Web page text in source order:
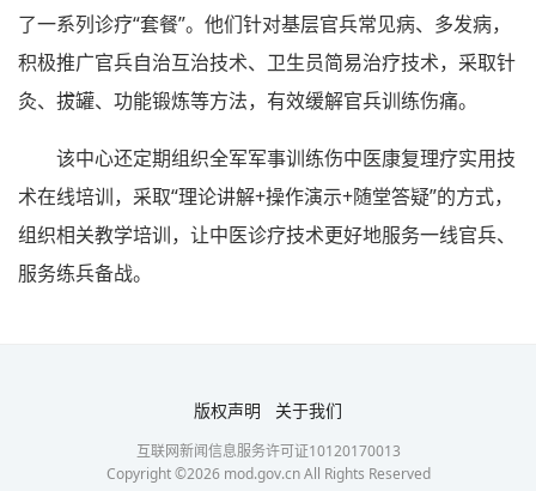
了一系列诊疗“套餐”。他们针对基层官兵常见病、多发病，
积极推广官兵自治互治技术、卫生员简易治疗技术，采取针
灸、拔罐、功能锻炼等方法，有效缓解官兵训练伤痛。
该中心还定期组织全军军事训练伤中医康复理疗实用技
术在线培训，采取“理论讲解+操作演示+随堂答疑”的方式，
组织相关教学培训，让中医诊疗技术更好地服务一线官兵、
服务练兵备战。
版权声明 关于我们
互联网新闻信息服务许可证10120170013
Copyright ©2026mod.gov.cn All Rights Reserved